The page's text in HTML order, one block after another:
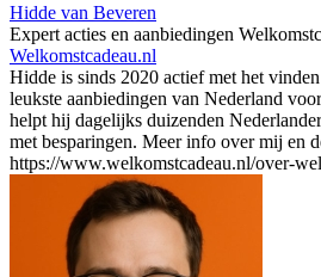
Hidde van Beveren
Expert acties en aanbiedingen
Welkomstcadeau.nl
Hidde is sinds 2020 actief met het
leukste aanbiedingen van Nederland
helpt hij dagelijks duizenden
met besparingen. Meer info over mij en
https://www.welkomstcadeau.nl/over-